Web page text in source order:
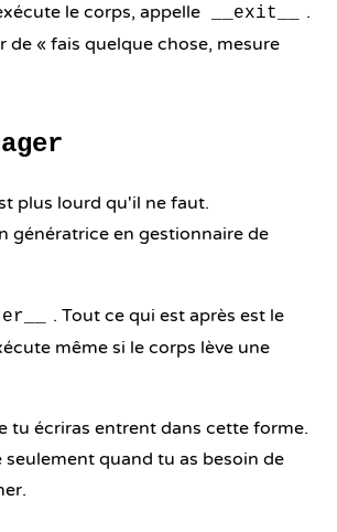
le corps, appelle __exit__
.
« fais quelque chose, mesure
plus lourd qu'il ne faut.
génératrice en gestionnaire de
. Tout ce qui est après est le
même si le corps lève une
tu écriras entrent dans cette forme.
quand tu as besoin de